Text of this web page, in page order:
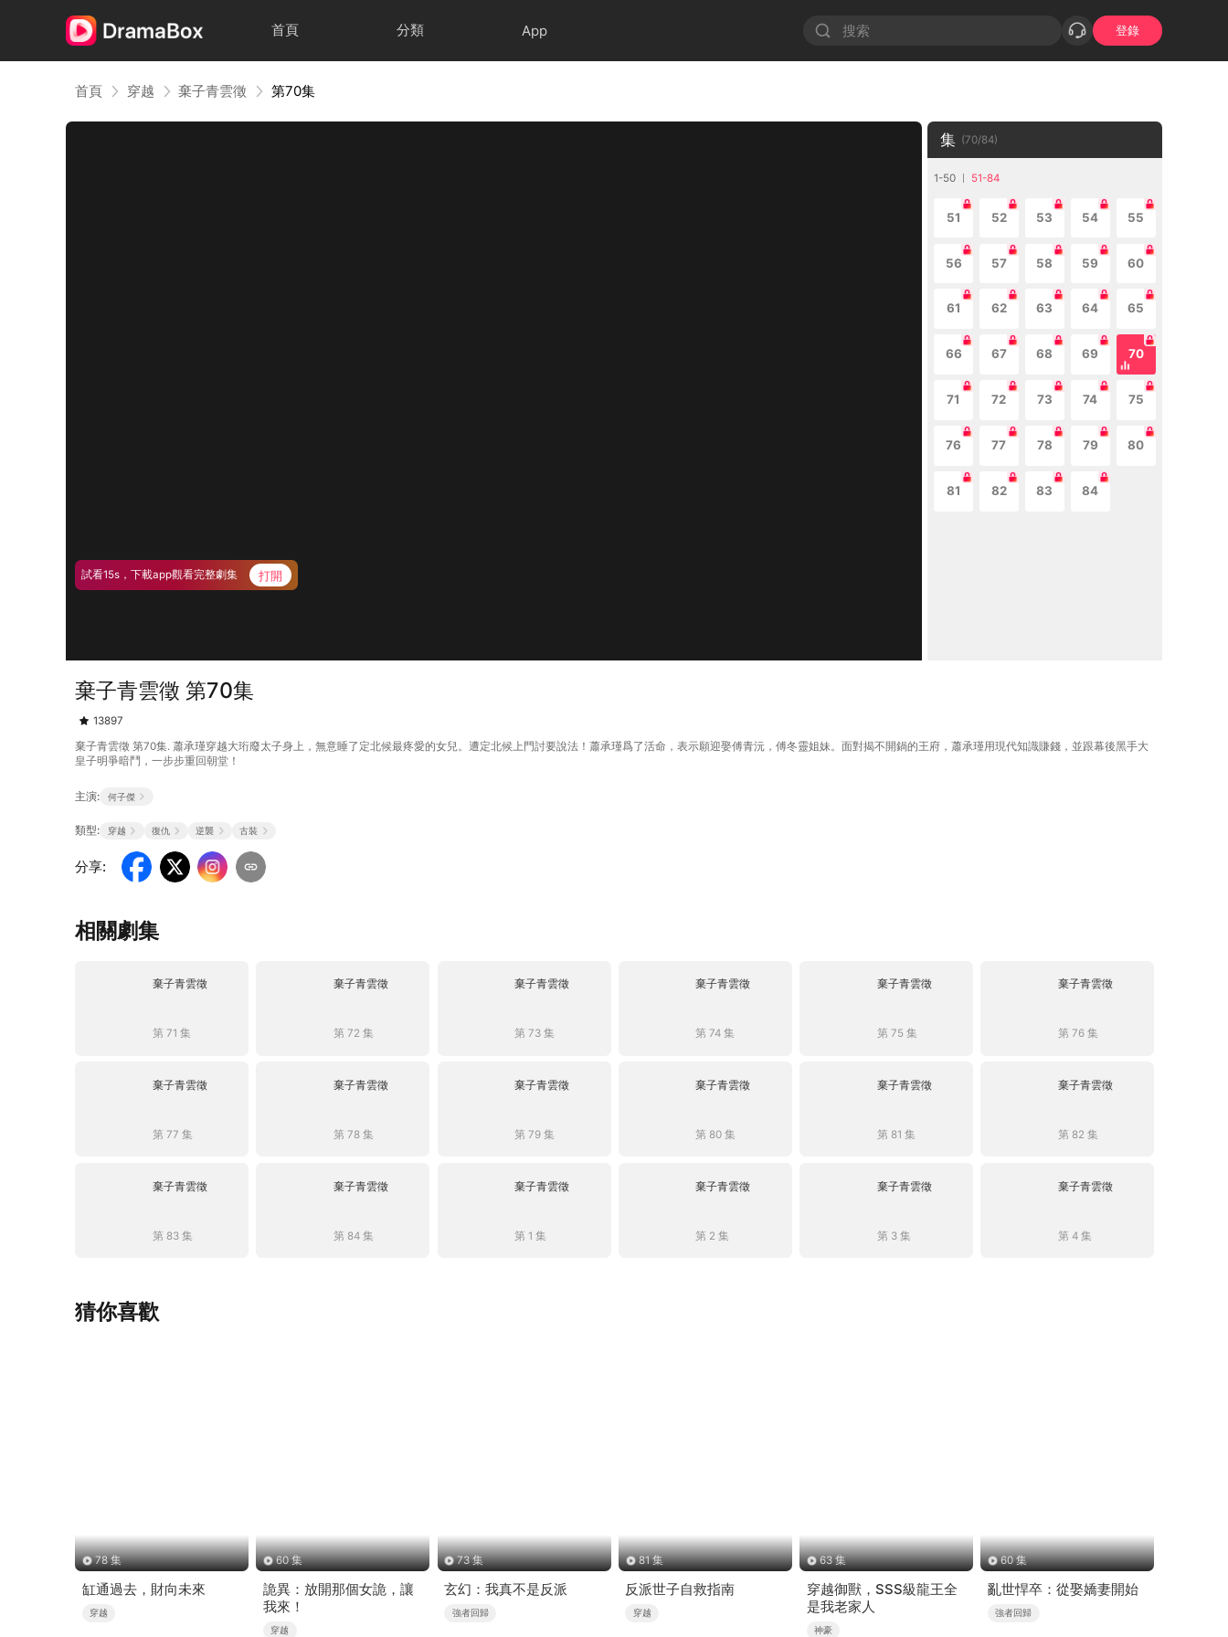
首頁 分類 App 登錄
首頁 穿越 棄子青雲徵 第70集
試看15s，下載app觀看完整劇集 打開
集 (70/84)
1-50 51-84
51 52 53 54 55
56 57 58 59 60
61 62 63 64 65
66 67 68 69 70
71 72 73 74 75
76 77 78 79 80
81 82 83 84
棄子青雲徵 第70集
13897
棄子青雲徵 第70集. 蕭承瑾穿越大珩廢太子身上，無意睡了定北候最疼愛的女兒。遭定北候上門討要說法！蕭承瑾爲了活命，表示願迎娶傅青沅，傅冬靈姐妹。面對揭不開鍋的王府，蕭承瑾用現代知識賺錢，並跟幕後黑手大
皇子明爭暗鬥，一步步重回朝堂！
主演: 何子傑
類型: 穿越 復仇 逆襲 古裝
分享:
相關劇集
棄子青雲徵
第 71 集
棄子青雲徵
第 72 集
棄子青雲徵
第 73 集
棄子青雲徵
第 74 集
棄子青雲徵
第 75 集
棄子青雲徵
第 76 集
棄子青雲徵
第 77 集
棄子青雲徵
第 78 集
棄子青雲徵
第 79 集
棄子青雲徵
第 80 集
棄子青雲徵
第 81 集
棄子青雲徵
第 82 集
棄子青雲徵
第 83 集
棄子青雲徵
第 84 集
棄子青雲徵
第 1 集
棄子青雲徵
第 2 集
棄子青雲徵
第 3 集
棄子青雲徵
第 4 集
猜你喜歡
78 集
缸通過去，財向未來
穿越
60 集
詭異：放開那個女詭，讓
我來！
穿越
73 集
玄幻：我真不是反派
強者回歸
81 集
反派世子自救指南
穿越
63 集
穿越御獸，SSS級龍王全
是我老家人
神豪
60 集
亂世悍卒：從娶嬌妻開始
強者回歸